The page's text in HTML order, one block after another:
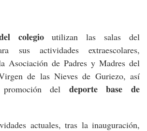
colegioutilizan las salas del
sus actividades extraescolares,
Asociación de Padres y Madres del
de las Nieves de Guriezo, así
del deporte base de
actuales, tras la inauguración,